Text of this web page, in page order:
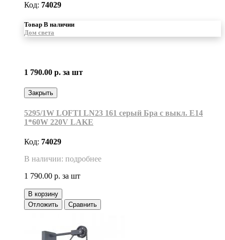
Код: 74029
Товар В наличии
Дом света
1 790.00 р. за шт
Закрыть
5295/1W LOFTI LN23 161 серый Бра с выкл. E14
1*60W 220V LAKE
Код: 74029
В наличии: подробнее
1 790.00 р. за шт
В корзину
Отложить
Сравнить